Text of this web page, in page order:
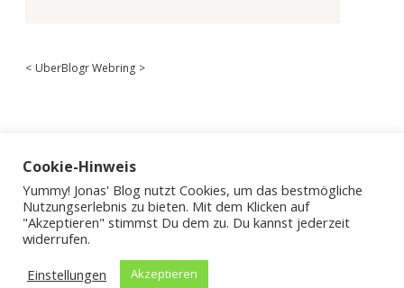
< UberBlogr Webring >
Cookie-Hinweis
Yummy! Jonas' Blog nutzt Cookies, um das bestmögliche
Nutzungserlebnis zu bieten. Mit dem Klicken auf
"Akzeptieren" stimmst Du dem zu. Du kannst jederzeit
widerrufen.
Einstellungen
Akzeptieren